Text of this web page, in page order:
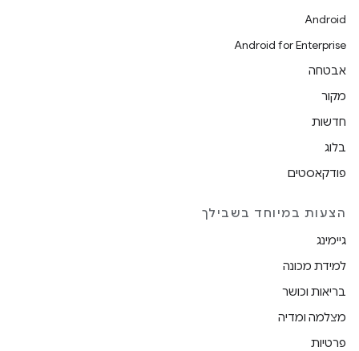
Android
Android for Enterprise
אבטחה
מקור
חדשות
בלוג
פודקאסטים
הצעות במיוחד בשבילך
גיימינג
למידת מכונה
בריאות וכושר
מצלמה ומדיה
פרטיות